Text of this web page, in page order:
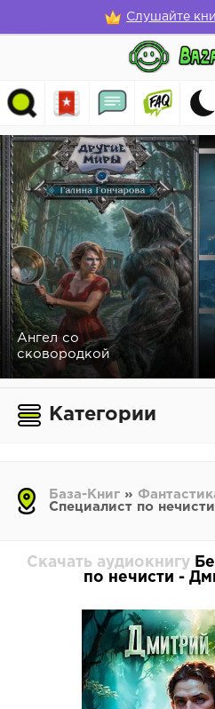
Слушайте
Ангел со
сковородкой
Категории
База-Книг »
Специалист по
Скачать аудиокнигу
по нечисти -